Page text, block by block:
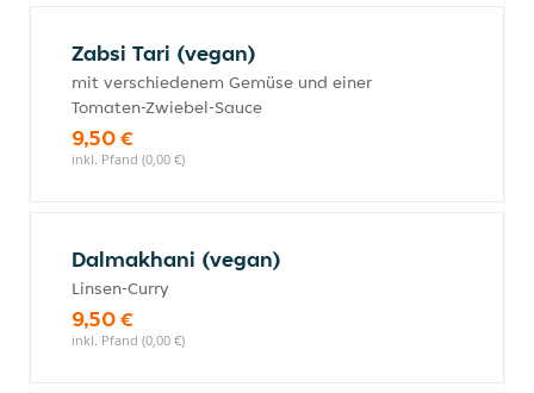
Zabsi Tari (vegan)
mit verschiedenem Gemüse und einer
Tomaten-Zwiebel-Sauce
9,50 €
inkl. Pfand (0,00 €)
Dalmakhani (vegan)
Linsen-Curry
9,50 €
inkl. Pfand (0,00 €)